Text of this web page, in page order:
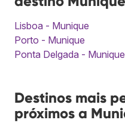
Lisboa - Munique
Porto - Munique
Ponta Delgada - Munique
Destinos mais
próximos a